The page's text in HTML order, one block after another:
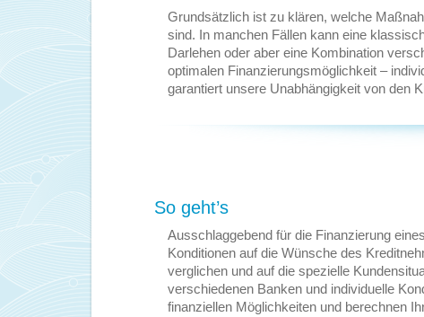
Grundsätzlich ist zu klären, welche
sind. In manchen Fällen kann eine
Darlehen oder aber eine Kombination
optimalen Finanzierungsmöglichkeit –
garantiert unsere Unabhängigkeit von den
So geht’s
Ausschlaggebend für die Finanzierung
Konditionen auf die Wünsche des
verglichen und auf die spezielle
verschiedenen Banken und individuelle
finanziellen Möglichkeiten und berechnen